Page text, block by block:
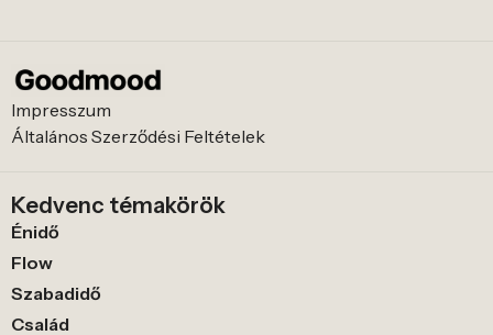
Impresszum
Általános Szerződési Feltételek
Kedvenc témakörök
Énidő
Flow
Szabadidő
Család